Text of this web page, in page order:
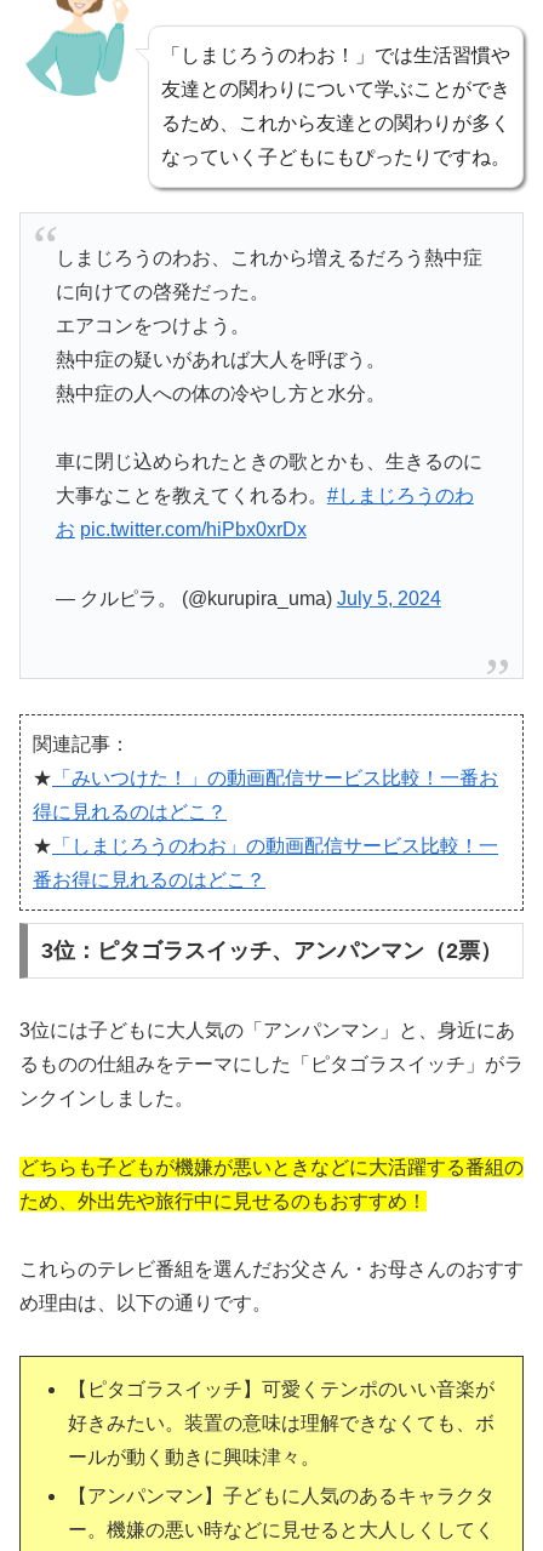
「しまじろうのわお！」では生活習慣や
友達との関わりについて学ぶことができ
るため、これから友達との関わりが多く
なっていく子どもにもぴったりですね。
しまじろうのわお、これから増えるだろう熱中症
に向けての啓発だった。
エアコンをつけよう。
熱中症の疑いがあれば大人を呼ぼう。
熱中症の人への体の冷やし方と水分。
車に閉じ込められたときの歌とかも、生きるのに
大事なことを教えてくれるわ。 #しまじろうのわ
お pic.twitter.com/hiPbx0xrDx
— クルピラ。 (@kurupira_uma) July 5, 2024
関連記事：
★ 「みいつけた！」の動画配信サービス比較！一番お
得に見れるのはどこ？
★ 「しまじろうのわお」の動画配信サービス比較！一
番お得に見れるのはどこ？
3位：ピタゴラスイッチ、アンパンマン（2票）
3位には子どもに大人気の「アンパンマン」と、身近にあ
るものの仕組みをテーマにした「ピタゴラスイッチ」がラ
ンクインしました。
どちらも子どもが機嫌が悪いときなどに大活躍する番組の
ため、外出先や旅行中に見せるのもおすすめ！
これらのテレビ番組を選んだお父さん・お母さんのおすす
め理由は、以下の通りです。
【ピタゴラスイッチ】可愛くテンポのいい音楽が
好きみたい。装置の意味は理解できなくても、ボ
ールが動く動きに興味津々。
【アンパンマン】子どもに人気のあるキャラクタ
ー。機嫌の悪い時などに見せると大人しくしてく